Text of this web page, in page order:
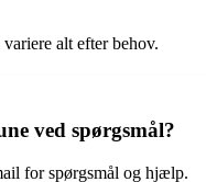
alt efter behov.
ved spørgsmål?
for spørgsmål og hjælp.